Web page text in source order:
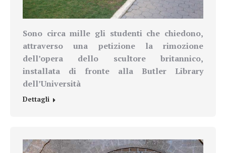
Sono circa mille gli studenti che chiedono,
attraverso una petizione la rimozione
dell’opera dello scultore britannico,
installata di fronte alla Butler Library
dell’Università
Dettagli